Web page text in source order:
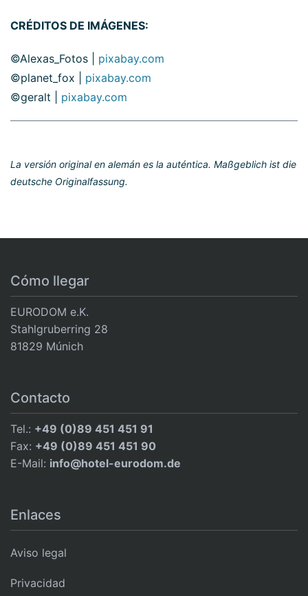
CRÉDITOS DE IMÁGENES:
©Alexas_Fotos | pixabay.com
©planet_fox | pixabay.com
©geralt | pixabay.com
La versión original en alemán es la auténtica. Maßgeblich ist die
deutsche Originalfassung.
Cómo llegar
EURODOM e.K.
Stahlgruberring 28
81829 Múnich
Contacto
Tel.: +49 (0)89 451 451 91
Fax: +49 (0)89 451 451 90
E-Mail: info@hotel-eurodom.de
Enlaces
Aviso legal
Privacidad